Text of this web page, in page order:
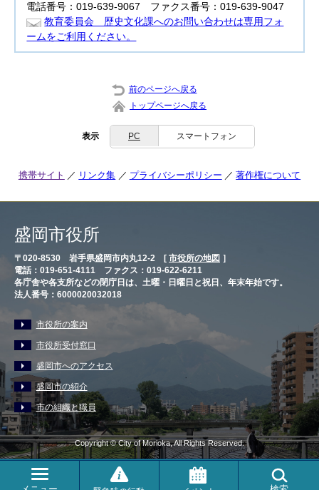
電話番号：019-639-9067 ファクス番号：019-639-9047
教育委員会 歴史文化課へのお問い合わせは専用フォ
ームをご利用ください。
前のページへ戻る
トップページへ戻る
表示 PC スマートフォン
携帯サイト リンク集 プライバシーポリシー 著作権について
盛岡市役所
〒020-8530 岩手県盛岡市内丸12-2 [ 市役所の地図 ］
電話：019-651-4111 ファクス：019-622-6211
各庁舎や各支所などの閉庁日は、土曜・日曜日と祝日、年末年始です。
法人番号：6000020032018
市役所の案内
市役所受付窓口
盛岡市へのアクセス
盛岡市の紹介
市の組織と職員
Copyright © City of Morioka, All Rights Reserved.